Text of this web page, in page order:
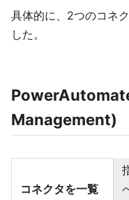
具体的に、2つのコネ
した。
Management)
コネクタを一覧